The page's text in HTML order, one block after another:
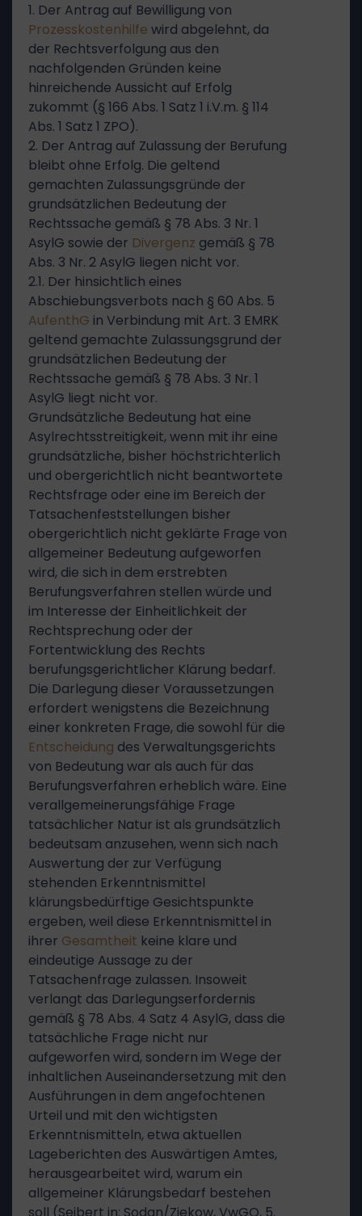
1. Der Antrag auf Bewilligung von
Prozesskostenhilfe wird abgelehnt, da
der Rechtsverfolgung aus den
nachfolgenden Gründen keine
hinreichende Aussicht auf Erfolg
zukommt (§ 166 Abs. 1 Satz 1 i.V.m. § 114
Abs. 1 Satz 1 ZPO).
2. Der Antrag auf Zulassung der Berufung
bleibt ohne Erfolg. Die geltend
gemachten Zulassungsgründe der
grundsätzlichen Bedeutung der
Rechtssache gemäß § 78 Abs. 3 Nr. 1
AsylG sowie der Divergenz gemäß § 78
Abs. 3 Nr. 2 AsylG liegen nicht vor.
2.1. Der hinsichtlich eines
Abschiebungsverbots nach § 60 Abs. 5
AufenthG in Verbindung mit Art. 3 EMRK
geltend gemachte Zulassungsgrund der
grundsätzlichen Bedeutung der
Rechtssache gemäß § 78 Abs. 3 Nr. 1
AsylG liegt nicht vor.
Grundsätzliche Bedeutung hat eine
Asylrechtsstreitigkeit, wenn mit ihr eine
grundsätzliche, bisher höchstrichterlich
und obergerichtlich nicht beantwortete
Rechtsfrage oder eine im Bereich der
Tatsachenfeststellungen bisher
obergerichtlich nicht geklärte Frage von
allgemeiner Bedeutung aufgeworfen
wird, die sich in dem erstrebten
Berufungsverfahren stellen würde und
im Interesse der Einheitlichkeit der
Rechtsprechung oder der
Fortentwicklung des Rechts
berufungsgerichtlicher Klärung bedarf.
Die Darlegung dieser Voraussetzungen
erfordert wenigstens die Bezeichnung
einer konkreten Frage, die sowohl für die
Entscheidung des Verwaltungsgerichts
von Bedeutung war als auch für das
Berufungsverfahren erheblich wäre. Eine
verallgemeinerungsfähige Frage
tatsächlicher Natur ist als grundsätzlich
bedeutsam anzusehen, wenn sich nach
Auswertung der zur Verfügung
stehenden Erkenntnismittel
klärungsbedürftige Gesichtspunkte
ergeben, weil diese Erkenntnismittel in
ihrer Gesamtheit keine klare und
eindeutige Aussage zu der
Tatsachenfrage zulassen. Insoweit
verlangt das Darlegungserfordernis
gemäß § 78 Abs. 4 Satz 4 AsylG, dass die
tatsächliche Frage nicht nur
aufgeworfen wird, sondern im Wege der
inhaltlichen Auseinandersetzung mit den
Ausführungen in dem angefochtenen
Urteil und mit den wichtigsten
Erkenntnismitteln, etwa aktuellen
Lageberichten des Auswärtigen Amtes,
herausgearbeitet wird, warum ein
allgemeiner Klärungsbedarf bestehen